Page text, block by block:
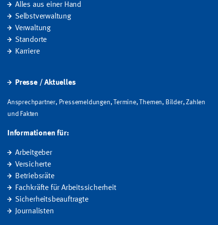
Alles aus einer Hand
Selbstverwaltung
Verwaltung
Standorte
Karriere
Presse / Aktuelles
Ansprechpartner, Pressemeldungen, Termine, Themen, Bilder, Zahlen
und Fakten
Informationen für:
Arbeitgeber
Versicherte
Betriebsräte
Fachkräfte für Arbeitssicherheit
Sicherheitsbeauftragte
Journalisten